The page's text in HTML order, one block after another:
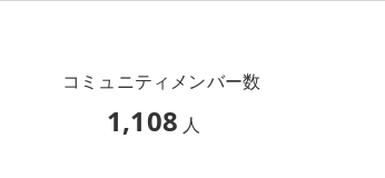
コミュニティメンバー数
1,108 人